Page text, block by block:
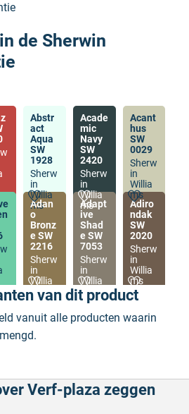
de Sherwin
Abstr
act
Aqua
SW
1928
Sherw
in
Willia
ms
Acade
mic
Navy
SW
2420
Sherw
in
Willia
ms
Acant
hus
SW
0029
Sherw
in
Willia
ms
Adan
o
Bronz
e SW
2216
Sherw
in
Willia
ms
Adapt
ive
Shad
e SW
7053
Sherw
in
Willia
ms
Adiro
ndak
SW
2020
Sherw
in
Willia
ms
van dit product
vanuit alle producten waarin
Verf-plaza zeggen